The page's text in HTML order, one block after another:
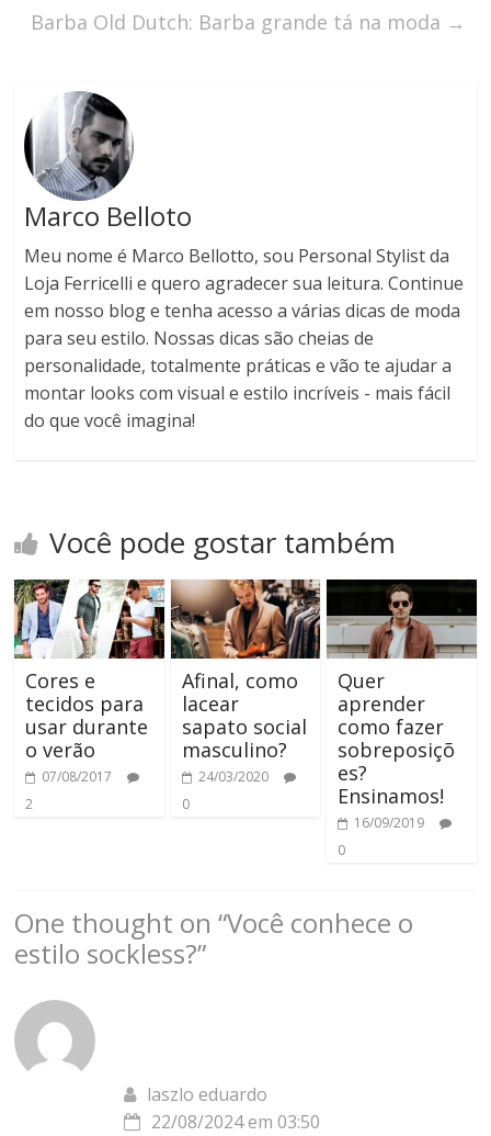
Barba Old Dutch: Barba grande tá na moda →
Marco Belloto
Meu nome é Marco Bellotto, sou Personal Stylist da
Loja Ferricelli e quero agradecer sua leitura. Continue
em nosso blog e tenha acesso a várias dicas de moda
para seu estilo. Nossas dicas são cheias de
personalidade, totalmente práticas e vão te ajudar a
montar looks com visual e estilo incríveis - mais fácil
do que você imagina!
Você pode gostar também
Cores e
tecidos para
usar durante
o verão
07/08/2017
2
Afinal, como
lacear
sapato social
masculino?
24/03/2020
0
Quer
aprender
como fazer
sobreposiçõ
es?
Ensinamos!
16/09/2019
0
One thought on “Você conhece o
estilo sockless?”
laszlo eduardo
22/08/2024 em 03:50